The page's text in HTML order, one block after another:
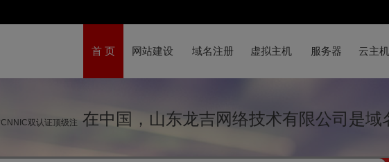
首 页 网站建设 域名注册 虚拟主机 服务器 云主机
双认证顶级注 在中国，山东龙吉网络技术有限公司是域